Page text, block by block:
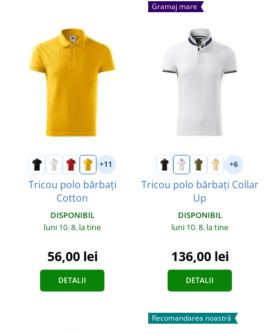
+11
Tricou polo bărbați
Cotton
DISPONIBIL
luni 10. 8. la tine
56,00 lei
DETALII
Gramaj mare
+6
Tricou polo bărbați Collar
Up
DISPONIBIL
luni 10. 8. la tine
136,00 lei
DETALII
Recomandarea noastră